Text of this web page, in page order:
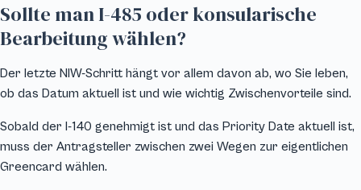
Sollte man I-485 oder konsularische
Bearbeitung wählen?
Der letzte NIW-Schritt hängt vor allem davon ab, wo Sie leben,
ob das Datum aktuell ist und wie wichtig Zwischenvorteile sind.
Sobald der I-140 genehmigt ist und das Priority Date aktuell ist,
muss der Antragsteller zwischen zwei Wegen zur eigentlichen
Greencard wählen.